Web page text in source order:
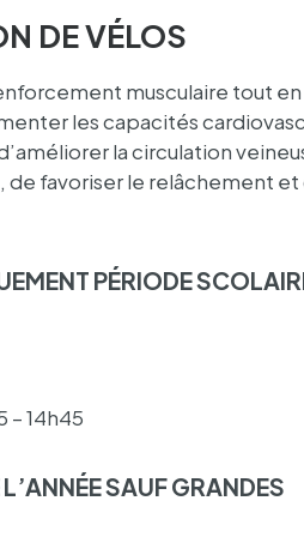
DE VÉLOS
muscu­laire tout en
les capa­ci­tés
la circu­la­tion
favo­ri­ser le relâ­che­ment et
PÉRIODE
– 14h45
SAUF GRANDES